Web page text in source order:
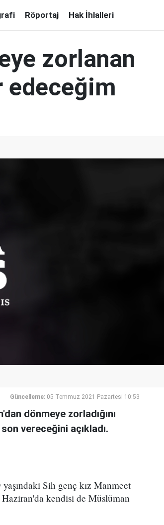
Röportaj Hak İhlalleri
zorlanan
edeceğim
Güncelleme: 05 Temmuz 2021 Pazartesi 10:53
dönmeye zorladığını
vereceğini açıkladı.
Sih genç kız Manmeet
kendisi de Müslüman